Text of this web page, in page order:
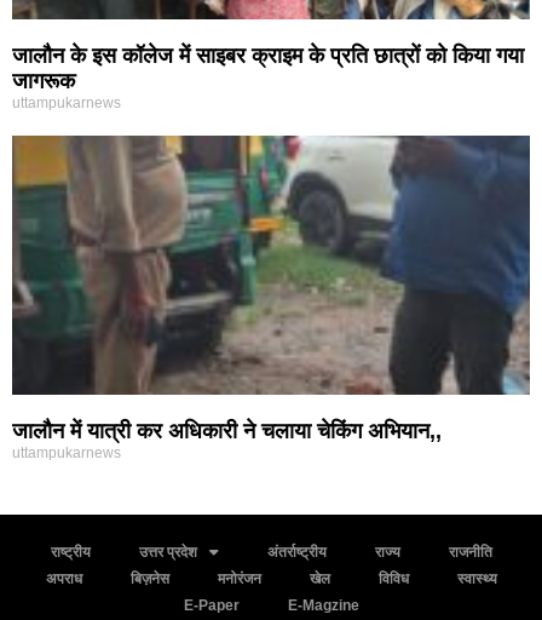
जालौन के इस कॉलेज में साइबर क्राइम के प्रति छात्रों को किया गया
जागरूक
uttampukarnews
जालौन में यात्री कर अधिकारी ने चलाया चेकिंग अभियान,,
uttampukarnews
राष्ट्रीय उत्तर प्रदेश अंतर्राष्ट्रीय राज्य
राजनीति
अपराध
बिज़नेस मनोरंजन खेल विविध
स्वास्थ्य
E-Paper
E-Magzine